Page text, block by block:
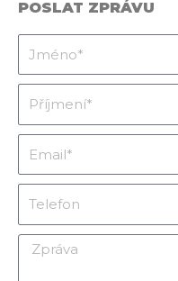
POSLAT ZPRÁVU
Zpráva